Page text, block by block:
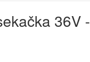
36V -